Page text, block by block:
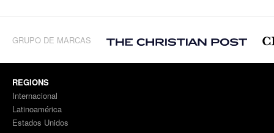
GRUPO DE MARCAS
REGIONS
Internacional
Latinoamérica
Estados Unidos